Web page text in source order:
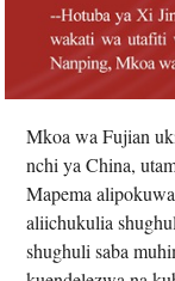
Mkoa wa Fujian
nchi ya China,
Mapema
aliichukulia
shughuli saba